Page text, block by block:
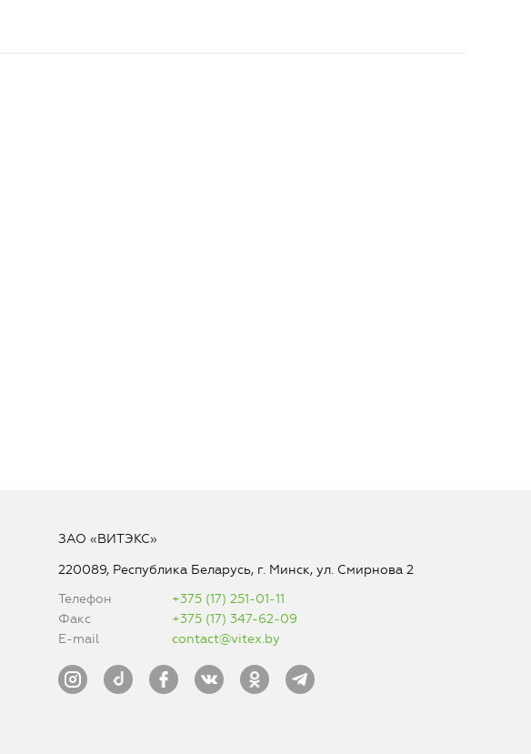
ЗАО «ВИТЭКС»
220089, Республика Беларусь, г. Минск, ул. Смирнова 2
Телефон
+375 (17) 251-01-11
Факс
+375 (17) 347-62-09
E-mail
contact@vitex.by